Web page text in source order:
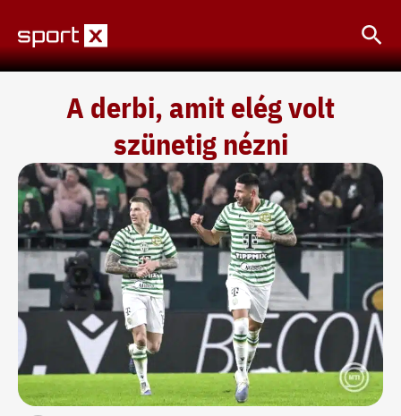
content
A derbi, amit elég volt
szünetig nézni